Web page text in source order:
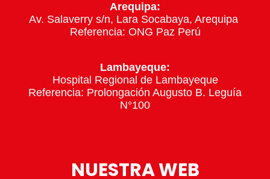
Arequipa:
Av. Salaverry s/n, Lara Socabaya, Arequipa
Referencia: ONG Paz Perú
Lambayeque:
Hospital Regional de Lambayeque
Referencia: Prolongación Augusto B. Leguía
N°100
NUESTRA WEB